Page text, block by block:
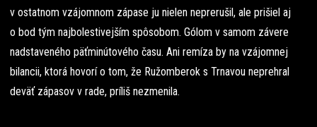
v ostatnom vzájomnom zápase ju nielen neprerušil, ale prišiel aj
o bod tým najbolestivejším spôsobom. Gólom v samom závere
nadstaveného päťminútového času. Ani remíza by na vzájomnej
bilancii, ktorá hovorí o tom, že Ružomberok s Trnavou neprehral
deväť zápasov v rade, príliš nezmenila.